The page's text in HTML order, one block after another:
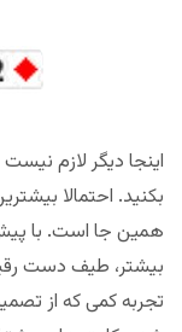
اینجا دیگر لازم
بکنید. احتمالا
همین جا است. با
بیشتر، طیف دست
تجربه کمی که از